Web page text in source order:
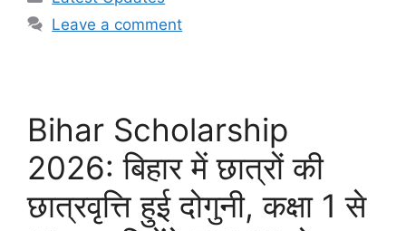
Leave a comment
Bihar Scholarship
2026: बिहार में छात्रों की
छात्रवृत्ति हुई दोगुनी, कक्षा 1 से